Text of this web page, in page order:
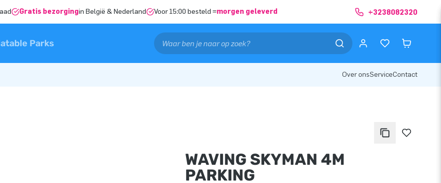
Gratis bezorgingin België & Nederland Voor 15:00 besteld =morgen geleverd +3238082320
Parks
Over onsServiceContact
WAVING SKYMAN 4M
PARKING